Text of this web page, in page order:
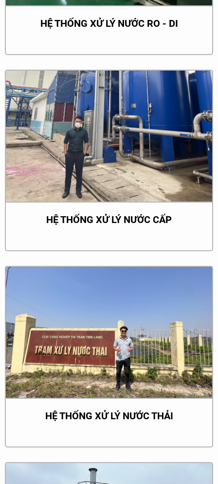
phê duyệt. Đây là giai đoạn quan trọng để đảm bảo hệ thống
trường.
Quá trình này đòi hỏi sự hợp tác chặt chẽ giữa các chuyên
gia và khách hàng để đạt được kết quả tối ưu và mang lại
lợi ích lâu dài cho môi trường và cộng đồng xung quanh.
HỆ THỐNG XỬ LÝ NƯỚC RO - DI
HỆ THỐNG XỬ LÝ NƯỚC CẤP
HỆ THỐNG XỬ LÝ NƯỚC THẢI